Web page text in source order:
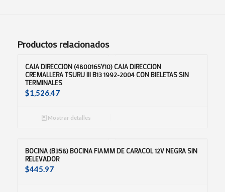
Productos relacionados
CAJA DIRECCION (4800165Y10) CAJA DIRECCION
CREMALLERA TSURU III B13 1992-2004 CON BIELETAS SIN
TERMINALES
$1,526.47
Mostrar detalles
BOCINA (B358) BOCINA FIAMM DE CARACOL 12V NEGRA SIN
RELEVADOR
$445.97